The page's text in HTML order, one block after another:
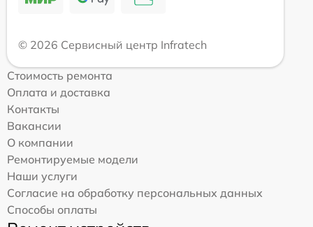
© 2026 Сервисный центр Infratech
Стоимость ремонта
Оплата и доставка
Контакты
Вакансии
О компании
Ремонтируемые модели
Наши услуги
Согласие на обработку персональных данных
Способы оплаты